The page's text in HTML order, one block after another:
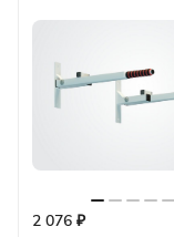
2 076 ₽